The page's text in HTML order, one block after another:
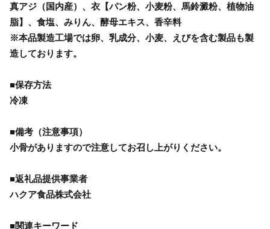
真アジ（国内産）、衣【パン粉、小麦粉、馬鈴澱粉、植物油
脂】、食塩、みりん、酵母エキス、香辛料
※本品製造工場では卵、乳成分、小麦、えびを含む製品も製
造しております。
■保存方法
冷凍
■備考（注意事項）
小骨がありますので注意してお召し上がりください。
■返礼品提供事業者
ハクア食品株式会社
■関連キーワード